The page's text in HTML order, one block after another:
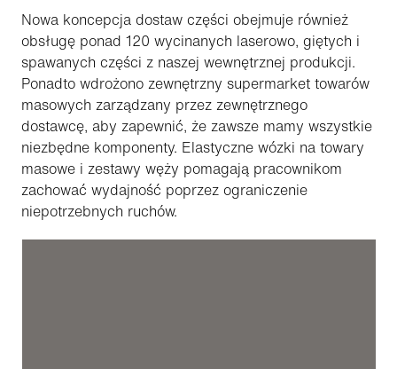
Nowa koncepcja dostaw części obejmuje również
obsługę ponad 120 wycinanych laserowo, giętych i
spawanych części z naszej wewnętrznej produkcji.
Ponadto wdrożono zewnętrzny supermarket towarów
masowych zarządzany przez zewnętrznego
dostawcę, aby zapewnić, że zawsze mamy wszystkie
niezbędne komponenty. Elastyczne wózki na towary
masowe i zestawy węży pomagają pracownikom
zachować wydajność poprzez ograniczenie
niepotrzebnych ruchów.